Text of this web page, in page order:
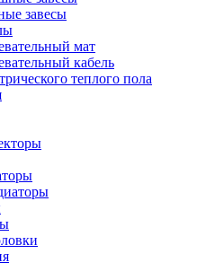
завесы
мат
кабель
теплого пола